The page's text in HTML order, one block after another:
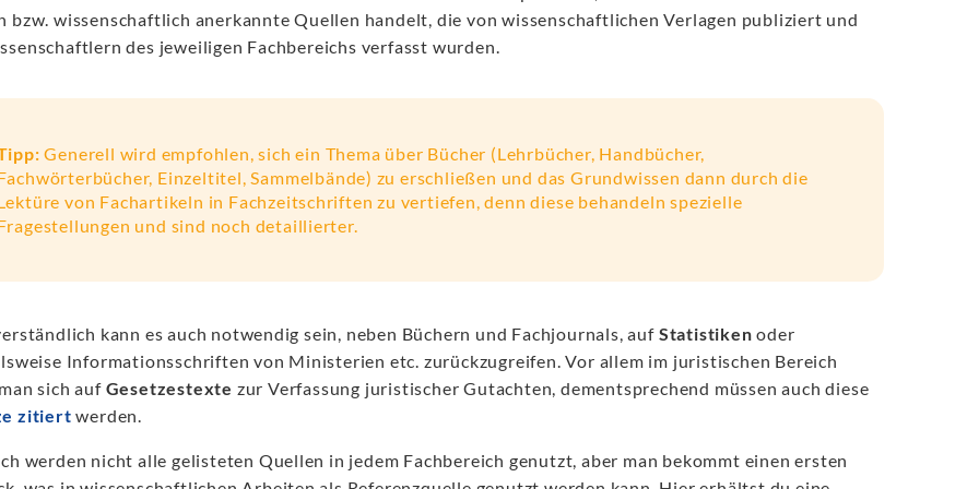
bzw. wissenschaftlich anerkannte Quellen handelt, die von wissenschaftlichen Verlagen publiziert und
des jeweiligen Fachbereichs verfasst wurden.
Generell wird empfohlen, sich ein Thema über Bücher (Lehrbücher, Handbücher,
Einzeltitel, Sammelbände) zu erschließen und das Grundwissen dann durch die
von Fachartikeln in Fachzeitschriften zu vertiefen, denn diese behandeln spezielle
und sind noch detaillierter.
kann es auch notwendig sein, neben Büchern und Fachjournals, auf Statistiken oder
Informationsschriften von Ministerien etc. zurückzugreifen. Vor allem im juristischen Bereich
sich auf Gesetzestexte zur Verfassung juristischer Gutachten, dementsprechend müssen auch diese
zitiert werden.
werden nicht alle gelisteten Quellen in jedem Fachbereich genutzt, aber man bekommt einen ersten